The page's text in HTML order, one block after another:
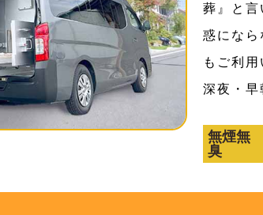
葬』と
惑になら
もご利
深夜・早
無煙無
臭